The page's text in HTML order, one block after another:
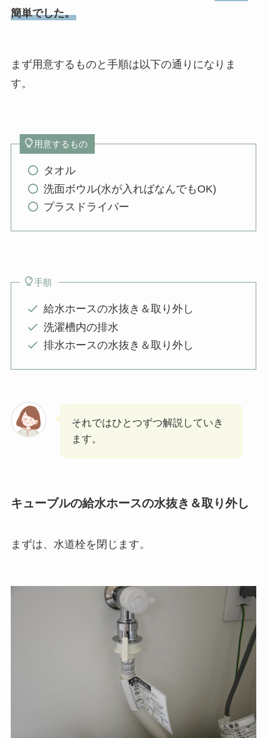
簡単でした。
まず用意するものと手順は以下の通りになりま
す。
用意するもの
タオル
洗面ボウル(水が入ればなんでもOK)
プラスドライバー
手順
給水ホースの水抜き＆取り外し
洗濯槽内の排水
排水ホースの水抜き＆取り外し
それではひとつずつ解説していき
ます。
キューブルの給水ホースの水抜き＆取り外し
まずは、水道栓を閉じます。